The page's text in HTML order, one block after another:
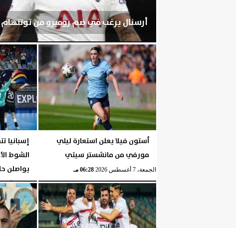
أرسنال يرغب في ضم روميرو من توتنهام
الجمعة، 7 أغسطس 2026 07:03 مـ
أستون فيلا يعلن استعارة ليلي
مورفي من مانشستر سيتي
الجمعة، 7 أغسطس 2026 06:28 مـ
الشوط
يواصلن
الجمعة، 7 أغسطس 2026